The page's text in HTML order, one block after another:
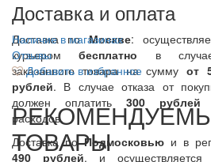
Доставка и оплата
Доставка поМоскве:
курьеромбесплатно в
заказанного товара на суммуот
рублей. В случае отказа от
должен оплатить300 рублей
расходов.
Доставка поПодмосковью и в
490 рублей. и осуществляется
Наличие в магазинах
Отзывы
Добавить в избранное
ТОВАРЫ